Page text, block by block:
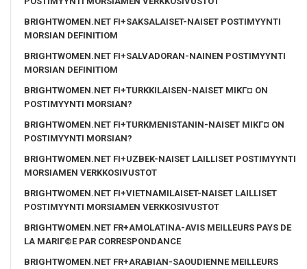
BRIGHTWOMEN.NET FI+SAKSALAISET-NAISET POSTIMYYNTI
MORSIAN DEFINITIOM
BRIGHTWOMEN.NET FI+SALVADORAN-NAINEN POSTIMYYNTI
MORSIAN DEFINITIOM
BRIGHTWOMEN.NET FI+TURKKILAISEN-NAISET MIKГ¤ ON
POSTIMYYNTI MORSIAN?
BRIGHTWOMEN.NET FI+TURKMENISTANIN-NAISET MIKГ¤ ON
POSTIMYYNTI MORSIAN?
BRIGHTWOMEN.NET FI+UZBEK-NAISET LAILLISET POSTIMYYNTI
MORSIAMEN VERKKOSIVUSTOT
BRIGHTWOMEN.NET FI+VIETNAMILAISET-NAISET LAILLISET
POSTIMYYNTI MORSIAMEN VERKKOSIVUSTOT
BRIGHTWOMEN.NET FR+AMOLATINA-AVIS MEILLEURS PAYS DE
LA MARIГ©E PAR CORRESPONDANCE
BRIGHTWOMEN.NET FR+ARABIAN-SAOUDIENNE MEILLEURS